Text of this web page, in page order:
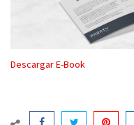
Descargar E-Book